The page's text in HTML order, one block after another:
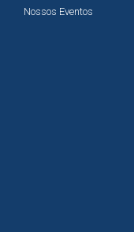
Nossos Eventos